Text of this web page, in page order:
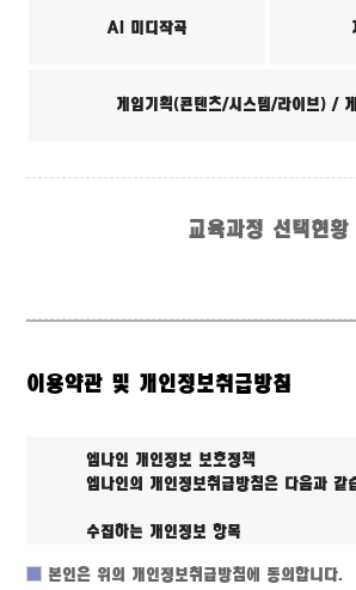
AI 미디작곡
게임기획(콘텐츠/시스템/라이브) /
교육과정 선택현황
이용약관 및 개인정보취급방침
본인은 위의 개인정보취급방침에 동의합니다.